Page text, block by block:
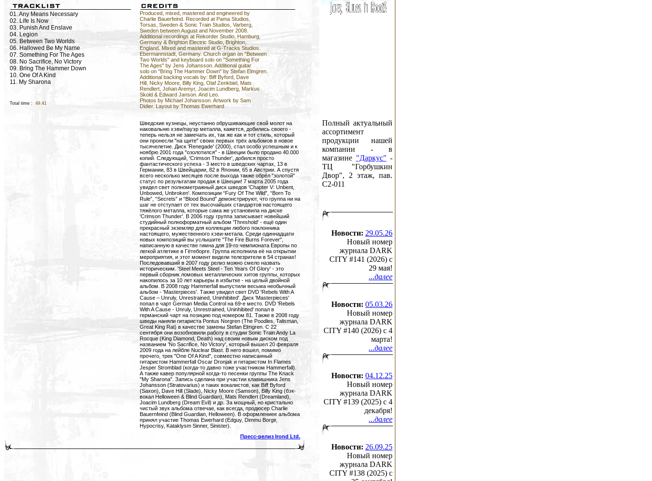
01. Any Means Necessary
02. Life Is Now
03. Punish And Enslave
04. Legion
05. Between Two Worlds
06. Hallowed Be My Name
07. Something For The Ages
08. No Sacrifice, No Victory
09. Bring The Hammer Down
10. One Of A Kind
11. My Sharona
Total time : 49.41
Produced, mixed, mastered and engineered by
Charlie Bauerfeind. Recorded at Pama Studios,
Torsas, Sweden & Sonic Train Studios, Varberg,
Sweden between August and November 2008.
Additional recordings at Rekorder Studio, Hamburg,
Germany & Brighton Electric Studio, Brighton,
England. Mixed and mastered at G-Tracks Studios.
Ebermannstadt, Germany. Church organ on "Between
Two Worlds" and keyboard solo on "Something For
The Ages" by Jens Johansson. Additional guitar
solo on "Bring The Hammer Down" by Stefan Elmgren.
Additional backing vocals by: Biff Byford, Dave
Hill, Nicky Moore, Billy King, Olaf Zenkbiel, Mats
Rendlert, Johan Aremyr, Joacim Lundberg, Markus
Skold & Edward Janson. And Leo.
Photos by Michael Johansson. Artwork by Sam
Didier. Layout by Thomas Ewerhard
Шведские кузнецы, неустанно обрушивающие свой молот на
наковальню хэви/пауэр металла, кажется, добились своего -
теперь нельзя не замечать их, так же как и тот стиль, который
они пронесли "на щите" своих первых трёх альбомов в новое
тысячелетие. Диск 'Renegade' (2000), стал особо успешным и к
ноябрю 2001 года "озолотился" - в Швеции было продано 40.000
копий. Следующий, 'Crimson Thunder', добился просто
фантастического успеха - 3 место в шведских чартах, 13 в
Германии, 83 в Швейцарии, 82 в Японии, 65 в Австрии. А спустя
всего несколько месяцев после выхода также обрёл "золотой"
статус по результатам продаж в Швеции! 7 марта 2005 года
увидел свет полнометражный диск шведов 'Chapter V: Unbent,
Unbowed, Unbroken'. Композиции “Fury Of The Wild”, “Born To
Rule”, “Secrets” и “Blood Bound” демонстрируют, что группа ни на
шаг не отступает от тех высочайших стандартов настоящего
тяжёлого металла, которые сама же установила на диске
'Crimson Thunder'. В 2006 году группа записывает новейший
студийный полноформатный альбом 'Threshold' - ещё один
прекрасный экземляр для коллекции любого поклонника
настоящего, мужественного хэви-метала. Среди одиннадцати
новых композиций вы услышите "The Fire Burns Forever",
написанную в качестве гимна для 19-го чемпионата Европы по
легкой атлетике в Гётеборге. Группа исполнила её на открытии
мероприятия, и этот момент видели телезрители в 54 странах!
Последовавший в 2007 году релиз можно смело назвать
историческим. 'Steel Meets Steel - Ten Years Of Glory' - это
первый сборник ломовых металлических хитов группы, которых
накопилось за 10 лет карьеры в избытке - на целый двойной
альбом. В 2008 году Hammerfall выпустили весьма необычный
альбом - 'Masterpieces'. Также увидел свет DVD 'Rebels With A
Cause – Unruly, Unrestrained, Uninhibited'. Диск 'Masterpieces'
попал в чарт German Media Control на 69-е место. DVD 'Rebels
With A Cause - Unruly, Unrestrained, Uninhibited' попал в
германский чарт на позицию под номером 81. Также в 2008 году
шведы наняли гитариста Pontus Norgren (The Poodles, Talisman,
Great King Rat) в качестве замены Stefan Elmgren. C 22
сентября они возобновили работу в студии Sonic Train Andy La
Rocque (King Diamond, Death) над своим новым диском под
названием 'No Sacrifice, No Victory', который вышел 20 февраля
2009 года на лейбле Nuclear Blast. В него вошел, помимо
прочего, трек "One Of A Kind", совместно написанный
гитаристом Hammerfall Oscar Dronjak и гитаристом In Flames
Jesper Stromblad (когда-то давно тоже участником Hammerfall).
А также кавер популярной когда-то песенки группы The Knack
"My Sharona". Запись сделана при участии клавишника Jens
Johansson (Stratovarius) и таких вокалистов, как Biff Byford
(Saxon), Dave Hill (Slade), Nicky Moore (Samson), Billy King (бэк-
вокал Helloween & Blind Guardian), Mats Rendlert (Dreamland),
Joacim Lundberg (Dream Evil) и др. За мощный, но кристально
чистый звук альбома отвечае, как всегда, продюсер Charlie
Bauernfeind (Blind Guardian, Helloween). В оформлениее альбома
принял участие Thomas Ewerhard (Edguy, Dimmu Borgir,
Hypocrisy, Kataklysm Sinner, Sinister).
Пресс-релиз Irond Ltd.
Полный актуальный
ассортимент
продукции нашей
компании - в
магазине "Даркус" -
ТЦ "Горбушкин
Двор", 2 этаж, пав.
C2-011
Новости: 29.05.26
Новый номер
журнала DARK
CITY #141 (2026) c
29 мая!
...далее
Новости: 05.03.26
Новый номер
журнала DARK
CITY #140 (2026) c 4
марта!
...далее
Новости: 04.12.25
Новый номер
журнала DARK
CITY #139 (2025) c 4
декабря!
...далее
Новости: 26.09.25
Новый номер
журнала DARK
CITY #138 (2025) c